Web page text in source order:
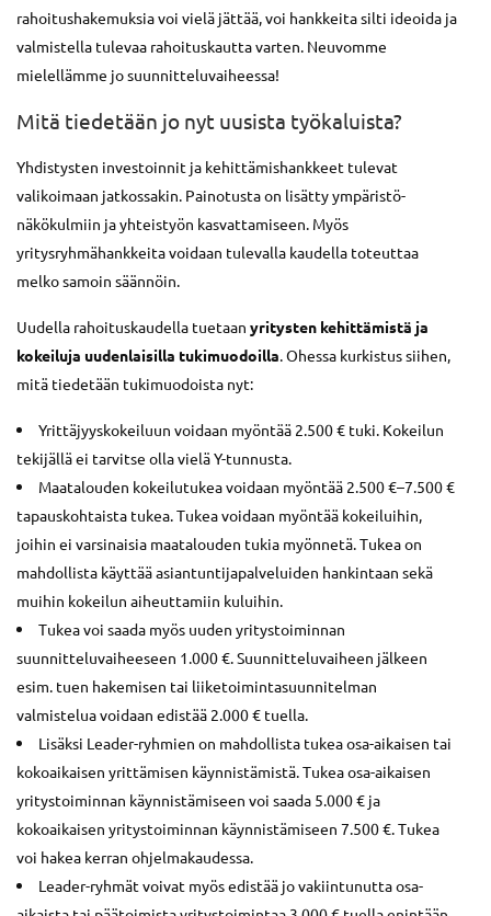
rahoitushakemuksia voi vielä jättää, voi hankkeita silti ideoida ja
valmistella tulevaa rahoituskautta varten. Neuvomme
mielellämme jo suunnitteluvaiheessa!
Mitä tiedetään jo nyt uusista työkaluista?
Yhdistysten investoinnit ja kehittämishankkeet tulevat
valikoimaan jatkossakin. Painotusta on lisätty ympäristö-
näkökulmiin ja yhteistyön kasvattamiseen. Myös
yritysryhmähankkeita voidaan tulevalla kaudella toteuttaa
melko samoin säännöin.
Uudella rahoituskaudella tuetaan yritysten kehittämistä ja
kokeiluja uudenlaisilla tukimuodoilla. Ohessa kurkistus siihen,
mitä tiedetään tukimuodoista nyt:
Yrittäjyyskokeiluun voidaan myöntää 2.500 € tuki. Kokeilun
tekijällä ei tarvitse olla vielä Y-tunnusta.
Maatalouden kokeilutukea voidaan myöntää 2.500 €–7.500 €
tapauskohtaista tukea. Tukea voidaan myöntää kokeiluihin,
joihin ei varsinaisia maatalouden tukia myönnetä. Tukea on
mahdollista käyttää asiantuntijapalveluiden hankintaan sekä
muihin kokeilun aiheuttamiin kuluihin.
Tukea voi saada myös uuden yritystoiminnan
suunnitteluvaiheeseen 1.000 €. Suunnitteluvaiheen jälkeen
esim. tuen hakemisen tai liiketoimintasuunnitelman
valmistelua voidaan edistää 2.000 € tuella.
Lisäksi Leader-ryhmien on mahdollista tukea osa-aikaisen tai
kokoaikaisen yrittämisen käynnistämistä. Tukea osa-aikaisen
yritystoiminnan käynnistämiseen voi saada 5.000 € ja
kokoaikaisen yritystoiminnan käynnistämiseen 7.500 €. Tukea
voi hakea kerran ohjelmakaudessa.
Leader-ryhmät voivat myös edistää jo vakiintunutta osa-